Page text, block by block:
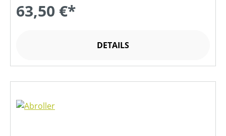
63,50 €*
DETAILS